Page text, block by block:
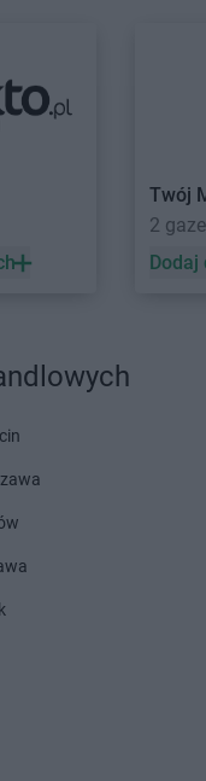
Twój
Twój
Twój
2
Dodaj